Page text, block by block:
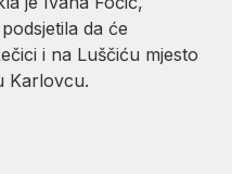
da će
i na Luščiću mjesto
Karlovcu.